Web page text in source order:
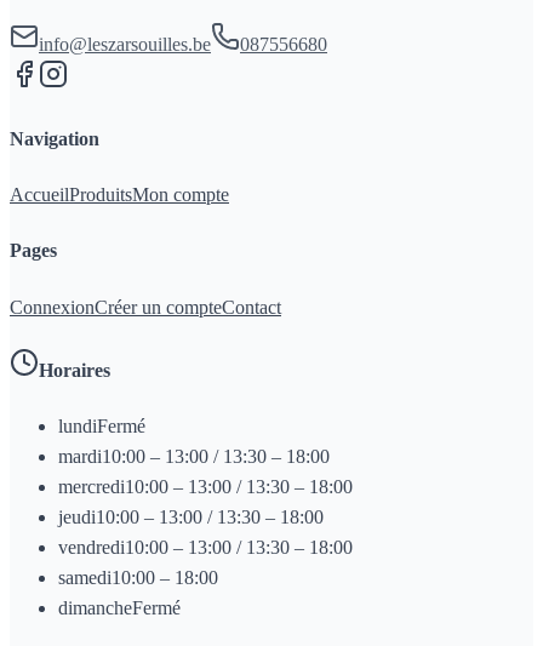
info@leszarsouilles.be 087556680
Navigation
AccueilProduitsMon compte
Pages
ConnexionCréer un compteContact
Horaires
lundiFermé
mardi10:00 – 13:00 / 13:30 – 18:00
mercredi10:00 – 13:00 / 13:30 – 18:00
jeudi10:00 – 13:00 / 13:30 – 18:00
vendredi10:00 – 13:00 / 13:30 – 18:00
samedi10:00 – 18:00
dimancheFermé